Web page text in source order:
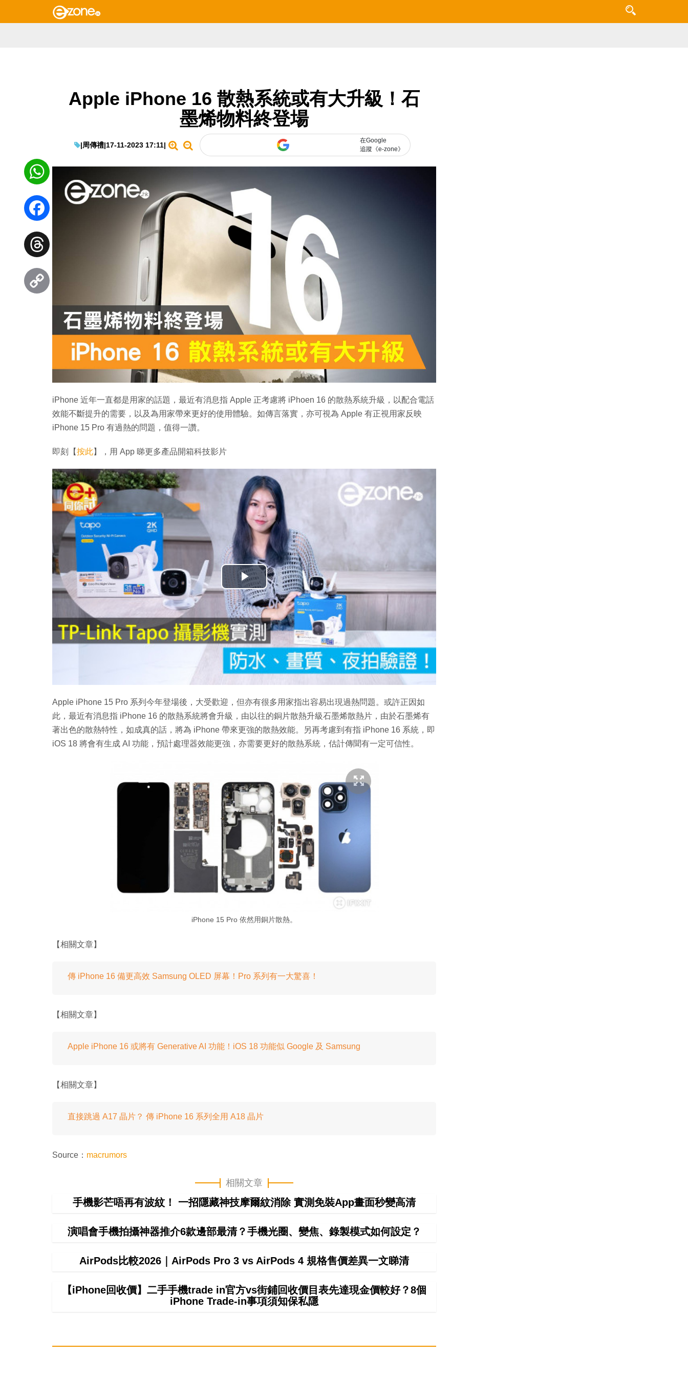
Apple iPhone 16 散熱系統或有大升級！石
墨烯物料終登場
|周傳禮|17-11-2023 17:11|
在Google
追蹤《e-zone》
iPhone 近年一直都是用家的話題，最近有消息指 Apple 正考慮將 iPhoen 16 的散熱系統升級，以配合電話
效能不斷提升的需要，以及為用家帶來更好的使用體驗。如傳言落實，亦可視為 Apple 有正視用家反映
iPhone 15 Pro 有過熱的問題，值得一讚。
即刻【按此】，用 App 睇更多產品開箱科技影片
播
放
影
片
Apple iPhone 15 Pro 系列今年登場後，大受歡迎，但亦有很多用家指出容易出現過熱問題。或許正因如
此，最近有消息指 iPhone 16 的散熱系統將會升級，由以往的銅片散熱升級石墨烯散熱片，由於石墨烯有
著出色的散熱特性，如成真的話，將為 iPhone 帶來更強的散熱效能。另再考慮到有指 iPhone 16 系統，即
iOS 18 將會有生成 AI 功能，預計處理器效能更強，亦需要更好的散熱系統，估計傳聞有一定可信性。
iPhone 15 Pro 依然用銅片散熱。
【相關文章】
傳 iPhone 16 備更高效 Samsung OLED 屏幕！Pro 系列有一大驚喜！
【相關文章】
Apple iPhone 16 或將有 Generative AI 功能！iOS 18 功能似 Google 及 Samsung
【相關文章】
直接跳過 A17 晶片？ 傳 iPhone 16 系列全用 A18 晶片
Source： macrumors
相關文章
手機影芒唔再有波紋！ 一招隱藏神技摩爾紋消除 實測免裝App畫面秒變高清
演唱會手機拍攝神器推介6款邊部最清？手機光圈、變焦、錄製模式如何設定？
AirPods比較2026｜AirPods Pro 3 vs AirPods 4 規格售價差異一文睇清
【iPhone回收價】二手手機trade in官方vs街鋪回收價目表先達現金價較好？8個
iPhone Trade-in事項須知保私隱
WhatsApp
Facebook
Threads